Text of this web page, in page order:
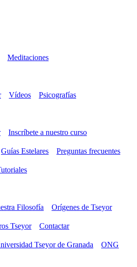
Meditaciones
Vídeos Psicografías
Inscríbete a nuestro curso
Guías Estelares
Preguntas frecuentes
Filosofía
Orígenes de Tseyor
Tseyor
Contactar
Tseyor de Granada
ONG